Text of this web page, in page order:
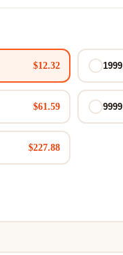
$12.32
$61.59
$227.88